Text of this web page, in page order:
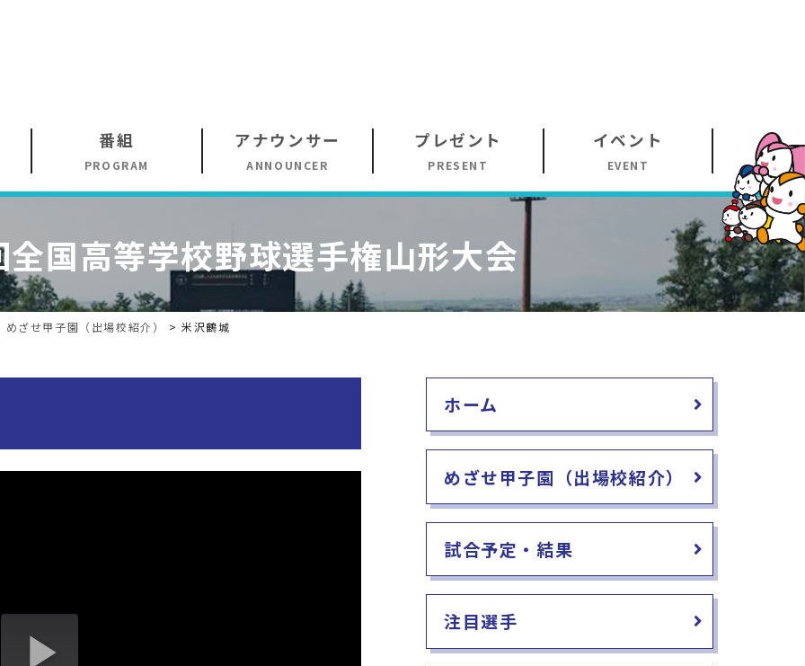
番組
PROGRAM
アナウンサー
ANNOUNCER
プレゼント
PRESENT
イベント
EVENT
全国高等学校野球選手権山形大会
めざせ甲子園（出場校紹介） >米沢鶴城
ホーム
めざせ甲子園（出場校紹介）
試合予定・結果
注目選手